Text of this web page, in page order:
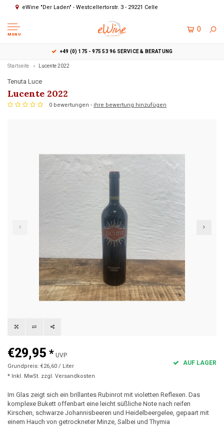
eWine "Der Laden" - Westcellertorstr. 3 - 29221 Celle
MENU
0
+49 (0) 175 - 975 53 96 SERVICE & BERATUNG
Startseite Lucente 2022
Tenuta Luce
Lucente 2022
0 bewertungen - ihre bewertung hinzufügen
€29,95 * UVP
Grundpreis: €26,60 / Liter
* Inkl. MwSt. zzgl. Versandkosten
AUF LAGER
Im Glas zeigt sich ein brillantes Rubinrot mit violetten Reflexen. Das
komplexe Bukett offenbart eine leicht süßliche Note nach reifen
Kirschen, schwarze Johannisbeeren und Heidelbeergelee, gepaart mit
einem Hauch von getrockneter Minze, Salbei und Thymia